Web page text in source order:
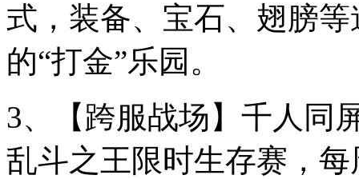
式，装备、宝石、翅膀
的“打金”乐园。
3、【跨服战场】千人同
乱斗之王限时生存赛，